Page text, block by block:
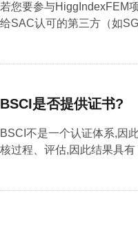
若您要参与HiggIndexFEM
给SAC认可的第三方（如
BSCI是否提供证书?
BSCI不是一个认证体系,因
核过程、评估,因此结果具有